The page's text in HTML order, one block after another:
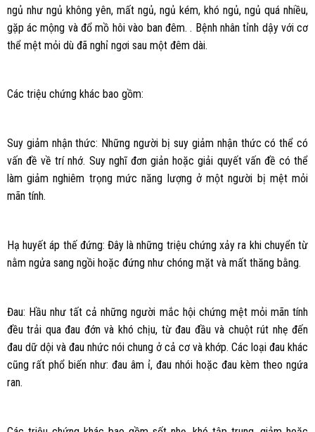
ngủ như ngủ không yên, mất ngủ, ngủ kém, khó ngủ, ngủ quá nhiều,
gặp ác mộng và đổ mồ hôi vào ban đêm. . Bệnh nhân tỉnh dậy với cơ
thể mệt mỏi dù đã nghỉ ngơi sau một đêm dài.
Các triệu chứng khác bao gồm:
Suy giảm nhận thức: Những người bị suy giảm nhận thức có thể có
vấn đề về trí nhớ. Suy nghĩ đơn giản hoặc giải quyết vấn đề có thể
làm giảm nghiêm trọng mức năng lượng ở một người bị mệt mỏi
mãn tính.
Hạ huyết áp thế đứng: Đây là những triệu chứng xảy ra khi chuyển từ
nằm ngửa sang ngồi hoặc đứng như chóng mặt và mất thăng bằng.
Đau: Hầu như tất cả những người mắc hội chứng mệt mỏi mãn tính
đều trải qua đau đớn và khó chịu, từ đau đầu và chuột rút nhẹ đến
đau dữ dội và đau nhức nói chung ở cả cơ và khớp. Các loại đau khác
cũng rất phổ biến như: đau âm ỉ, đau nhói hoặc đau kèm theo ngứa
ran.